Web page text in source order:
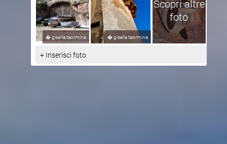
�gisella taormina �gisella taormina
Scopri altre
foto
+ Inserisci foto